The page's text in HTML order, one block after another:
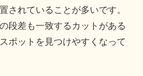
されていることが多いです。
段差も一致するカットがある
ポットを見つけやすくなって